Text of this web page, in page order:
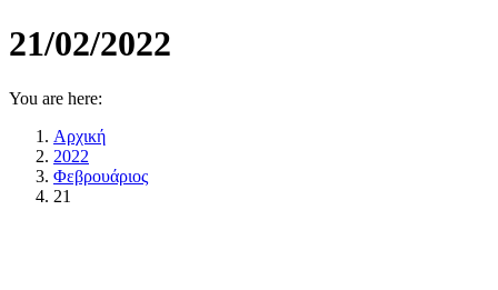
21/02/2022
You are here:
Αρχική
2022
Φεβρουάριος
21